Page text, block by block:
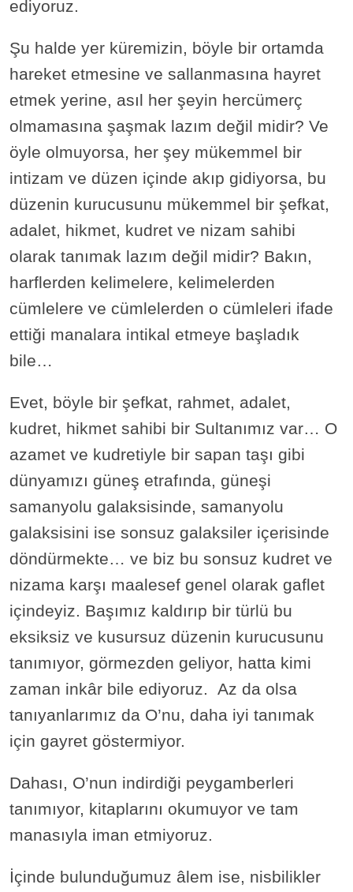
ediyoruz.
Şu halde yer küremizin, böyle bir ortamda
hareket etmesine ve sallanmasına hayret
etmek yerine, asıl her şeyin hercümerç
olmamasına şaşmak lazım değil midir? Ve
öyle olmuyorsa, her şey mükemmel bir
intizam ve düzen içinde akıp gidiyorsa, bu
düzenin kurucusunu mükemmel bir şefkat,
adalet, hikmet, kudret ve nizam sahibi
olarak tanımak lazım değil midir? Bakın,
harflerden kelimelere, kelimelerden
cümlelere ve cümlelerden o cümleleri ifade
ettiği manalara intikal etmeye başladık
bile…
Evet, böyle bir şefkat, rahmet, adalet,
kudret, hikmet sahibi bir Sultanımız var… O
azamet ve kudretiyle bir sapan taşı gibi
dünyamızı güneş etrafında, güneşi
samanyolu galaksisinde, samanyolu
galaksisini ise sonsuz galaksiler içerisinde
döndürmekte… ve biz bu sonsuz kudret ve
nizama karşı maalesef genel olarak gaflet
içindeyiz. Başımız kaldırıp bir türlü bu
eksiksiz ve kusursuz düzenin kurucusunu
tanımıyor, görmezden geliyor, hatta kimi
zaman inkâr bile ediyoruz. Az da olsa
tanıyanlarımız da O’nu, daha iyi tanımak
için gayret göstermiyor.
Dahası, O’nun indirdiği peygamberleri
tanımıyor, kitaplarını okumuyor ve tam
manasıyla iman etmiyoruz.
İçinde bulunduğumuz âlem ise, nisbilikler